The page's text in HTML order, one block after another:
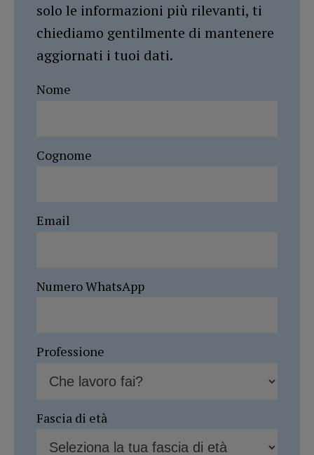
solo le informazioni più rilevanti, ti
chiediamo gentilmente di mantenere
aggiornati i tuoi dati.
Nome
Cognome
Email
Numero WhatsApp
Professione
Fascia di età